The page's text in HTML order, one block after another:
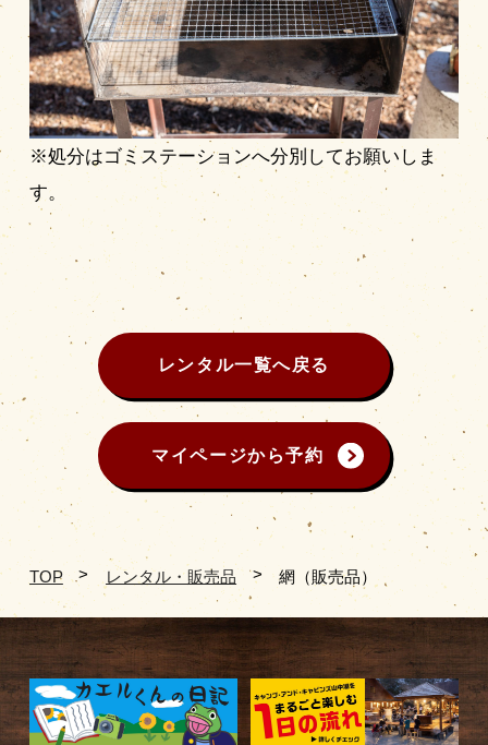
※処分はゴミステーションへ分別してお願いしま
す。
レンタル一覧へ戻る
マイページから予約
TOP レンタル・販売品 網（販売品）